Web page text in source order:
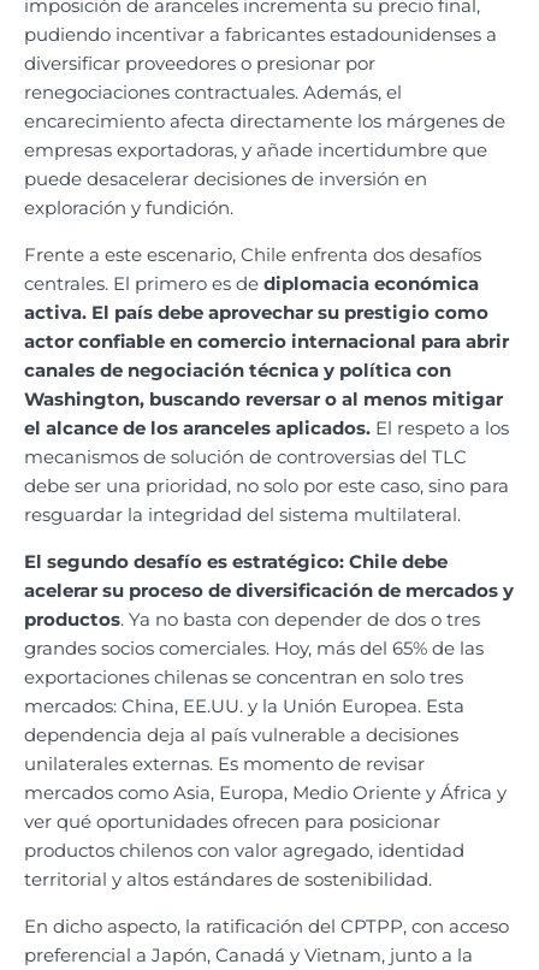
imposición de aranceles incrementa su precio final,
pudiendo incentivar a fabricantes estadounidenses a
diversificar proveedores o presionar por
renegociaciones contractuales. Además, el
encarecimiento afecta directamente los márgenes de
empresas exportadoras, y añade incertidumbre que
puede desacelerar decisiones de inversión en
exploración y fundición.
Frente a este escenario, Chile enfrenta dos desafíos
centrales. El primero es de diplomacia económica
activa. El país debe aprovechar su prestigio como
actor confiable en comercio internacional para abrir
canales de negociación técnica y política con
Washington, buscando reversar o al menos mitigar
el alcance de los aranceles aplicados. El respeto a los
mecanismos de solución de controversias del TLC
debe ser una prioridad, no solo por este caso, sino para
resguardar la integridad del sistema multilateral.
El segundo desafío es estratégico: Chile debe
acelerar su proceso de diversificación de mercados y
productos. Ya no basta con depender de dos o tres
grandes socios comerciales. Hoy, más del 65% de las
exportaciones chilenas se concentran en solo tres
mercados: China, EE.UU. y la Unión Europea. Esta
dependencia deja al país vulnerable a decisiones
unilaterales externas. Es momento de revisar
mercados como Asia, Europa, Medio Oriente y África y
ver qué oportunidades ofrecen para posicionar
productos chilenos con valor agregado, identidad
territorial y altos estándares de sostenibilidad.
En dicho aspecto, la ratificación del CPTPP, con acceso
preferencial a Japón, Canadá y Vietnam, junto a la